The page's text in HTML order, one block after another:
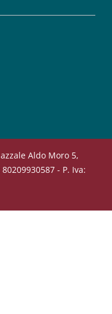
Aldo Moro 5,
- P. Iva: